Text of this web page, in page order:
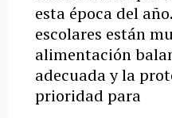
esta época del
escolares están
alimentación
adecuada y la
prioridad para